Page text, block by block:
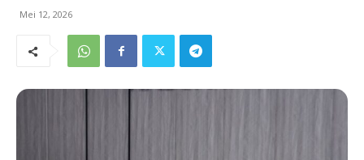
Mei 12, 2026